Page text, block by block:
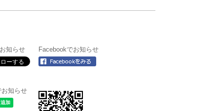
知らせ Facebookでお知らせ
知らせ